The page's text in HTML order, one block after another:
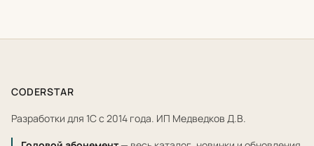
CODERSTAR
Разработки для 1С с 2014 года. ИП Медведков Д.В.